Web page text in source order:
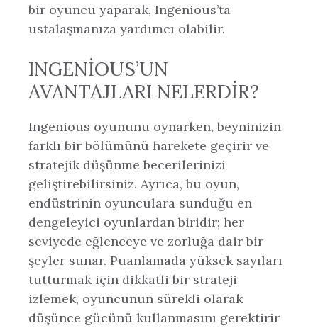
bir oyuncu yaparak, Ingenious’ta
ustalaşmanıza yardımcı olabilir.
INGENIOUS’UN
AVANTAJLARI NELERDIR?
Ingenious oyununu oynarken, beyninizin
farklı bir bölümünü harekete geçirir ve
stratejik düşünme becerilerinizi
geliştirebilirsiniz. Ayrıca, bu oyun,
endüstrinin oyunculara sunduğu en
dengeleyici oyunlardan biridir; her
seviyede eğlenceye ve zorluğa dair bir
şeyler sunar. Puanlamada yüksek sayıları
tutturmak için dikkatli bir strateji
izlemek, oyuncunun sürekli olarak
düşünce gücünü kullanmasını gerektirir